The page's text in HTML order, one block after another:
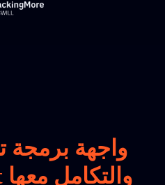
واجهة برمجة
Tunisia Post والتكامل معها